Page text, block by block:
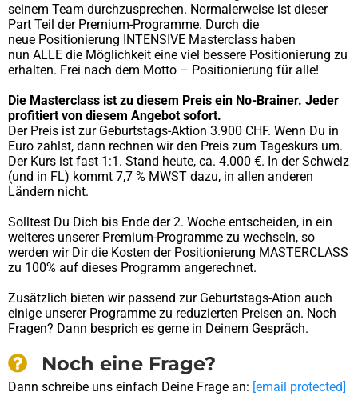
seinem Team durchzusprechen. Normalerweise ist dieser
Part Teil der Premium-Programme. Durch die
neue Positionierung INTENSIVE Masterclass haben
nun ALLE die Möglichkeit eine viel bessere Positionierung zu
erhalten. Frei nach dem Motto – Positionierung für alle!
Die Masterclass ist zu diesem Preis ein No-Brainer. Jeder
profitiert von diesem Angebot sofort.
Der Preis ist zur Geburtstags-Aktion 3.900 CHF. Wenn Du in
Euro zahlst, dann rechnen wir den Preis zum Tageskurs um.
Der Kurs ist fast 1:1. Stand heute, ca. 4.000 €. In der Schweiz
(und in FL) kommt 7,7 % MWST dazu, in allen anderen
Ländern nicht.
Solltest Du Dich bis Ende der 2. Woche entscheiden, in ein
weiteres unserer Premium-Programme zu wechseln, so
werden wir Dir die Kosten der Positionierung MASTERCLASS
zu 100% auf dieses Programm angerechnet.
Zusätzlich bieten wir passend zur Geburtstags-Ation auch
einige unserer Programme zu reduzierten Preisen an. Noch
Fragen? Dann besprich es gerne in Deinem Gespräch.
Noch eine Frage?
Dann schreibe uns einfach Deine Frage an: [email protected]